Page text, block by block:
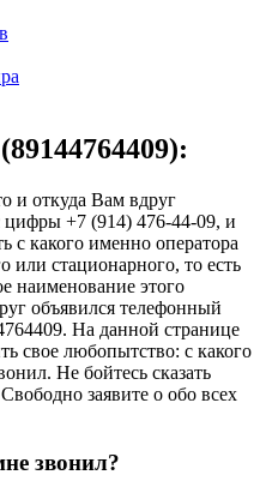
и откуда Вам вдруг
цифры +7 (914) 476-44-09, и
с какого именно оператора
или стационарного, то есть
наименование этого
объявился телефонный
На данной странице
свое любопытство: с какого
Не бойтесь сказать
заявите о обо всех
звонил?